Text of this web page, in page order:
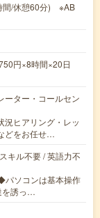
間/休憩60分) ※AB
円×8時間×20日
ーター・コールセン
況ヒアリング・レッ
どをお任せ…
キル不要 / 英語力不
ソコンは基本操作
誘っ…